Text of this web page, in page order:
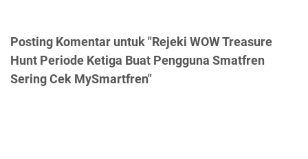
Posting Komentar untuk "Rejeki WOW Treasure
Hunt Periode Ketiga Buat Pengguna Smatfren
Sering Cek MySmartfren"